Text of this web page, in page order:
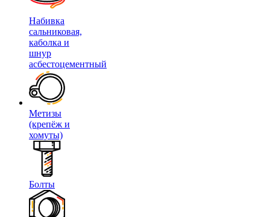
Набивка
сальниковая,
каболка и
шнур
асбестоцементный
Метизы
(крепёж и
хомуты)
Болты